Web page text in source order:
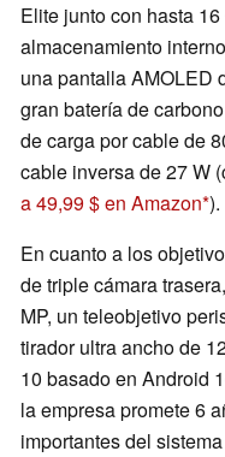
Elite junto con hasta
almacenamiento
una pantalla AMOLED
gran batería de
de carga por cable de
cable inversa de 27 W
a 49,99 $ en Amazon ).
En cuanto a los
de triple cámara
MP, un teleobjetivo
tirador ultra ancho de
10 basado en Android
la empresa promete 6
importantes del